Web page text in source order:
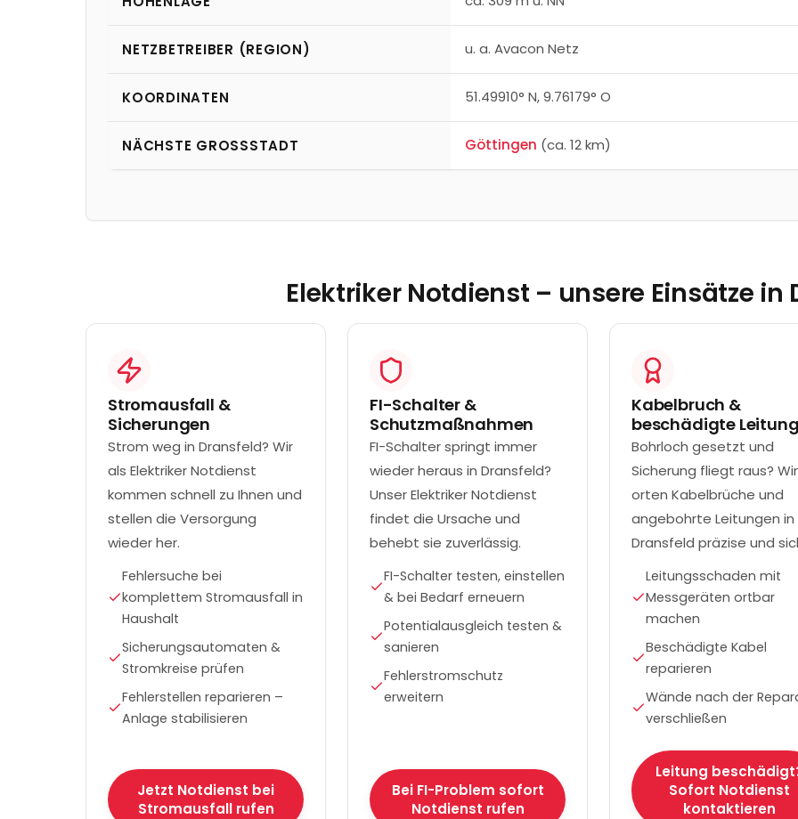
NETZBETREIBER (REGION) u. a. Avacon Netz
KOORDINATEN 51.49910° N,9.76179° O
NÄCHSTE GROSSSTADT Göttingen (ca. 12 km)
Elektriker Notdienst – unsere Einsätze in
Stromausfall &
Sicherungen
Strom weg in Dransfeld? Wir
als Elektriker Notdienst
kommen schnell zu Ihnen und
stellen die Versorgung
wieder her.
Fehlersuche bei
komplettem Stromausfall in
Haushalt
Sicherungsautomaten &
Stromkreise prüfen
Fehlerstellen reparieren –
Anlage stabilisieren
Jetzt Notdienst bei
Stromausfall rufen
FI-Schalter &
Schutzmaßnahmen
FI-Schalter springt immer
wieder heraus in Dransfeld?
Unser Elektriker Notdienst
findet die Ursache und
behebt sie zuverlässig.
FI-Schalter testen, einstellen
& bei Bedarf erneuern
Potentialausgleich testen &
sanieren
Fehlerstromschutz
erweitern
Bei FI-Problem sofort
Notdienst rufen
Kabelbruch &
beschädigte
Bohrloch gesetzt und
Sicherung fliegt raus? Wir
orten Kabelbrüche und
angebohrte Leitungen in
Dransfeld präzise und
Leitungsschaden mit
Messgeräten ortbar
machen
Beschädigte Kabel
reparieren
Wände nach der
verschließen
Leitung
Sofort Notdienst
kontaktieren